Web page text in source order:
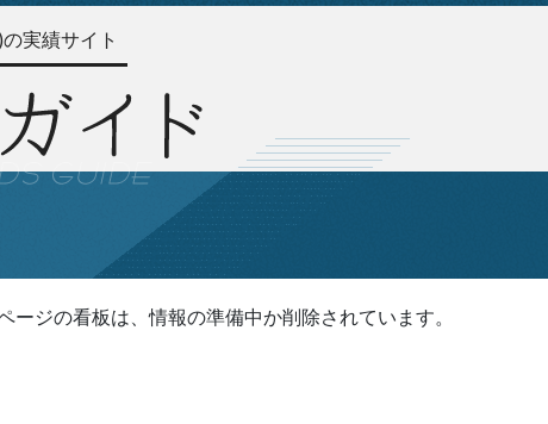
実績サイト
ージの看板は、情報の準備中か削除されています。